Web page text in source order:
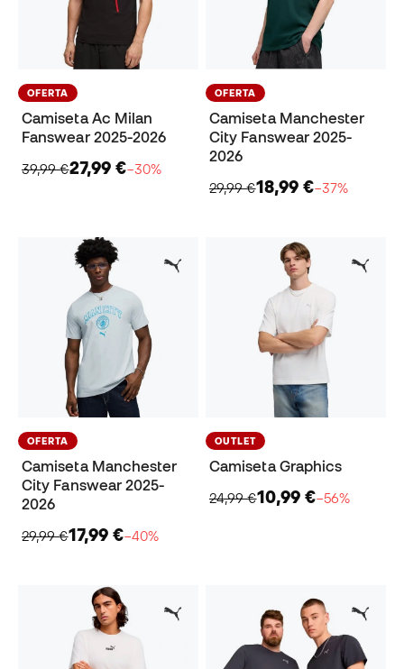
OFERTA
Camiseta Ac Milan
Fanswear 2025-2026
39,99 €27,99 €−30%
OFERTA
Camiseta Manchester
City Fanswear 2025-
2026
29,99 €18,99 €−37%
OFERTA
Camiseta Manchester
City Fanswear 2025-
2026
29,99 €17,99 €−40%
OUTLET
Camiseta Graphics
24,99 €10,99 €−56%